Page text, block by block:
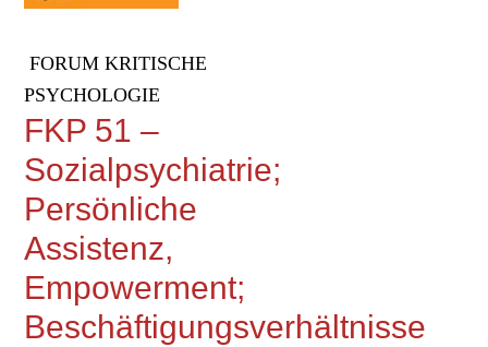
FORUM KRITISCHE
PSYCHOLOGIE
FKP 51 –
Sozialpsychiatrie;
Persönliche
Assistenz,
Empowerment;
Beschäftigungsverhältnisse